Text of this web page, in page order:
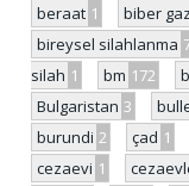
beraat 1 biber
bireysel silahlanma
silah 1 bm 172
Bulgaristan 3
burundi 2 çad 1
cezaevi 1